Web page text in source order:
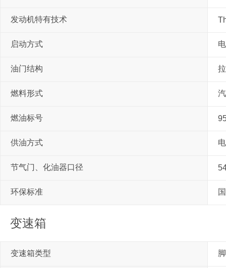
发动机特有技术
启动方式
油门结构
燃料形式
燃油标号
供油方式
节气门、化油器口径
环保标准
变速箱
变速箱类型